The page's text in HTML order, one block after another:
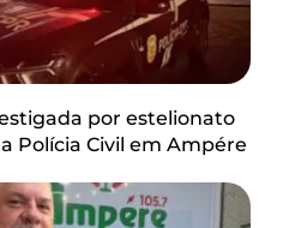
por estelionato
Polícia Civil em Ampére